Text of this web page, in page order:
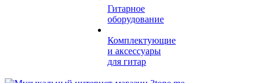
Гитарное
оборудование
Комплектующие
и аксессуары
для гитар